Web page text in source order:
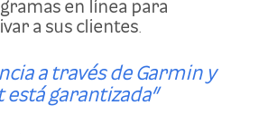
en línea para
a sus clientes.
a través de Garmin y
está garantizada”